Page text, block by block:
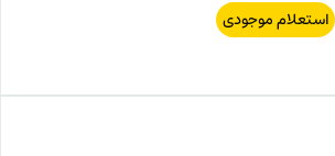
استعلام موجودی